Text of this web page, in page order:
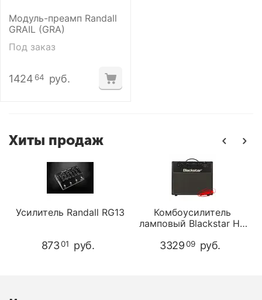
Модуль-преамп Randall
GRAIL (GRA)
Под заказ
1424 64 руб.
Хиты продаж
Усилитель Randall RG13
87301 руб.
Комбоусилитель
ламповый Blackstar HT
332909 руб.